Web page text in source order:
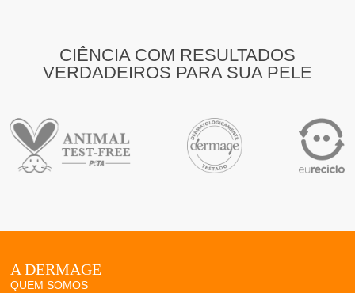
CIÊNCIA COM RESULTADOS
VERDADEIROS PARA SUA PELE
A DERMAGE
QUEM SOMOS